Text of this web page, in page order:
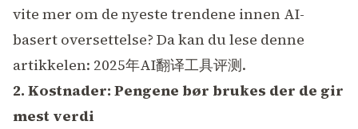
vite mer om de nyeste trendene innen AI-
basert oversettelse? Da kan du lese denne
artikkelen: 2025年AI翻译工具评测.
2. Kostnader: Pengene bør brukes der de gir
mest verdi